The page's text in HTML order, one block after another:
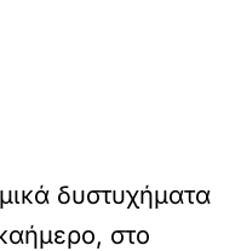
δυστυχήματα
στο